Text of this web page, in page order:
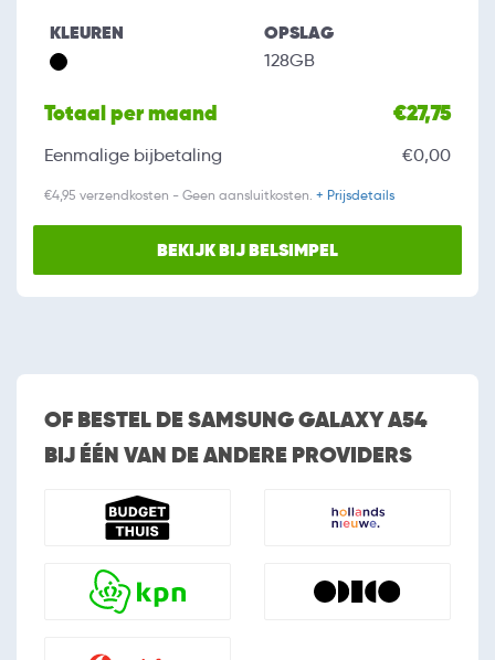
KLEUREN OPSLAG
128GB
Totaal per maand €27,75
Eenmalige bijbetaling €0,00
€4,95 verzendkosten - Geen aansluitkosten. + Prijsdetails
BEKIJK BIJ BELSIMPEL
OF BESTEL DE SAMSUNG GALAXY A54
BIJ ÉÉN VAN DE ANDERE PROVIDERS